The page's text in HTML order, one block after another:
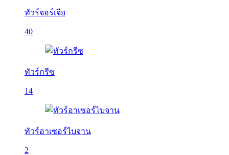
ทัวร์จอร์เจีย
40
ทัวร์กรีซ
14
ทัวร์อาเซอร์ไบจาน
2